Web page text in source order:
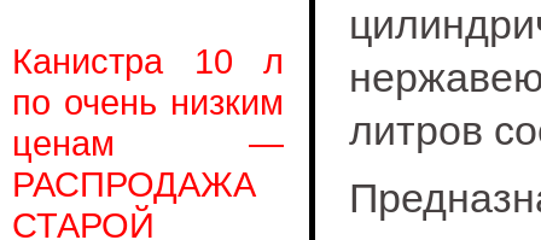
Канистра 10 л
по очень низким
ценам —
РАСПРОДАЖА
СТАРОЙ
литров